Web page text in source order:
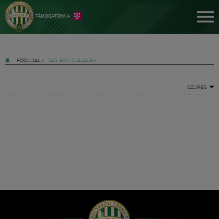
FŐOLDAL » TAG: EGY SZÁZALÉK
SZŰRÉS
Hírek